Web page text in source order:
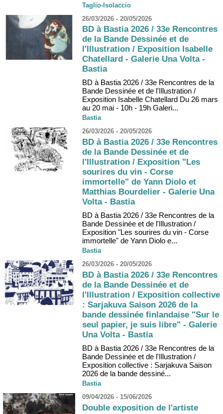
Taglio-Isolaccio
26/03/2026 - 20/05/2026
BD à Bastia 2026 / 33e Rencontres
de la Bande Dessinée et de
l'Illustration / Exposition Isabelle
Chatellard - Galerie Una Volta -
Bastia
BD à Bastia 2026 / 33e Rencontres de la
Bande Dessinée et de l'Illustration /
Exposition Isabelle Chatellard Du 26 mars
au 20 mai - 10h - 19h Galeri...
Bastia
26/03/2026 - 20/05/2026
BD à Bastia 2026 / 33e Rencontres
de la Bande Dessinée et de
l'Illustration / Exposition "Les
sourires du vin - Corse
immortelle" de Yann Diolo et
Matthias Bourdelier - Galerie Una
Volta - Bastia
BD à Bastia 2026 / 33e Rencontres de la
Bande Dessinée et de l'Illustration /
Exposition "Les sourires du vin - Corse
immortelle" de Yann Diolo e...
Bastia
26/03/2026 - 20/05/2026
BD à Bastia 2026 / 33e Rencontres
de la Bande Dessinée et de
l'Illustration / Exposition collective
: Sarjakuva Saison 2026 de la
bande dessinée finlandaise "Sur le
seul papier, je suis libre" - Galerie
Una Volta - Bastia
BD à Bastia 2026 / 33e Rencontres de la
Bande Dessinée et de l'Illustration /
Exposition collective : Sarjakuva Saison
2026 de la bande dessiné...
Bastia
09/04/2026 - 15/06/2026
Double exposition de l'artiste